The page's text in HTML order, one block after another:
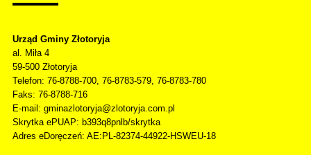
Urząd Gminy Złotoryja
al. Miła 4
59-500 Złotoryja
Telefon: 76-8788-700, 76-8783-579, 76-8783-780
Faks: 76-8788-716
E-mail: gminazlotoryja@zlotoryja.com.pl
Skrytka ePUAP: b393q8pnlb/skrytka
Adres eDoręczeń: AE:PL-82374-44922-HSWEU-18